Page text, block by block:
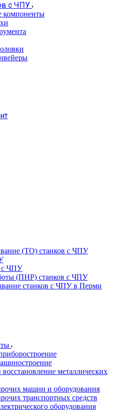
с ЧПУ
компоненты
(ТО) станков с ЧПУ
с ЧПУ
(ПНР) станков с ЧПУ
станков с ЧПУ в Перми
металлических
машин и оборудования
транспортных средств
оборудования